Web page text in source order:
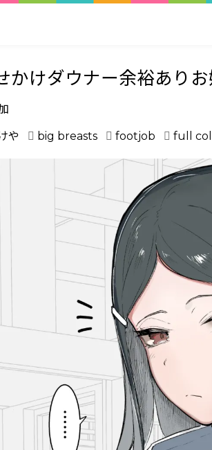
かけダウナー余裕あり
や big breasts footjob full